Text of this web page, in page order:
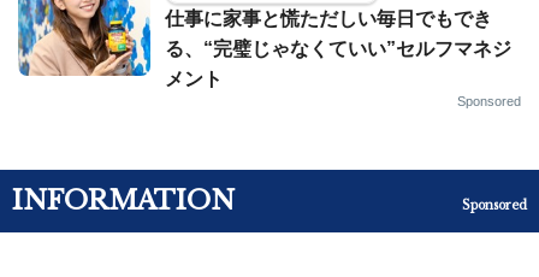
仕事に家事と慌ただしい毎日でもでき
る、“完璧じゃなくていい”セルフマネジ
メント
Sponsored
INFORMATION Sponsored